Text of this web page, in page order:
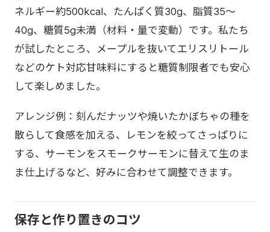
ネルギー約500kcal、たんぱく質30g、脂質35〜
40g、糖質5g未満（材料・量で変動）です。私たち
が試したところ、メープルを抜いてエリスリトール
などのケト対応甘味料にすると糖質制限者でも安心
して楽しめました。
アレンジ例：刻んだナッツや焼いたかぼちゃの種を
散らして食感を加える、レモンを絞ってさっぱりに
する、サーモンをスモークサーモンに替えて生のま
ま仕上げるなど、好みに合わせて調整できます。
保存と作り置きのコツ